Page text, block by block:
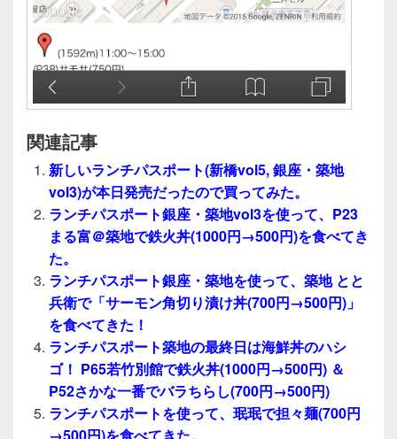
関連記事
新しいランチパスポート(新橋vol5, 銀座・築地
vol3)が本日発売だったので買ってみた。
ランチパスポート銀座・築地vol3を使って、P23
まる富＠築地で鉄火丼(1000円→500円)を食べてき
た。
ランチパスポート銀座・築地を使って、築地 とと
兵衛で「サーモン角切り漬け丼(700円→500円)」
を食べてきた！
ランチパスポート築地の最終日は海鮮丼のハシ
ゴ！ P65若竹別館で鉄火丼(1000円→500円) ＆
P52さかな一番でバラちらし(700円→500円)
ランチパスポートを使って、珉珉で担々麺(700円
→500円)を食べてきた。